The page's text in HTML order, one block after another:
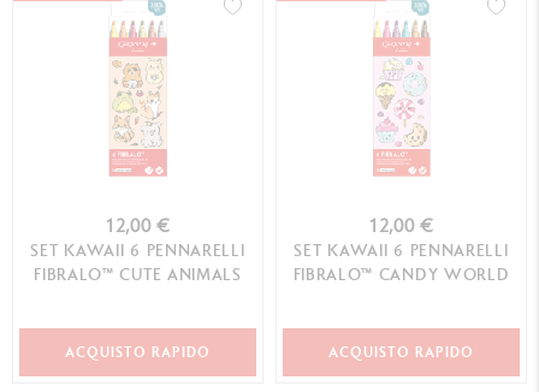
12,00 €
SET KAWAII 6 PENNARELLI
FIBRALO™ CUTE ANIMALS
ACQUISTO RAPIDO
12,00 €
SET KAWAII 6 PENNARELLI
FIBRALO™ CANDY WORLD
ACQUISTO RAPIDO